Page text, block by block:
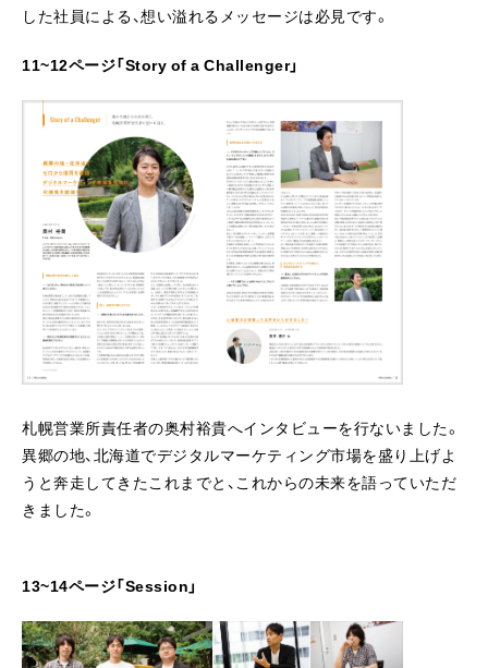
した社員による、想い溢れるメッセージは必見です。
11~12ページ「Story of a Challenger」
札幌営業所責任者の奥村裕貴へインタビューを行ないました。
異郷の地、北海道でデジタルマーケティング市場を盛り上げよ
うと奔走してきたこれまでと、これからの未来を語っていただ
きました。
13~14ページ「Session」